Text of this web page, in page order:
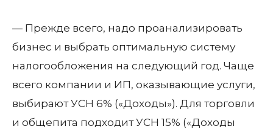
— Прежде всего, надо проанализировать
бизнес и выбрать оптимальную систему
налогообложения на следующий год. Чаще
всего компании и ИП, оказывающие услуги,
выбирают УСН 6% («Доходы»). Для торговли
и общепита подходит УСН 15% («Доходы